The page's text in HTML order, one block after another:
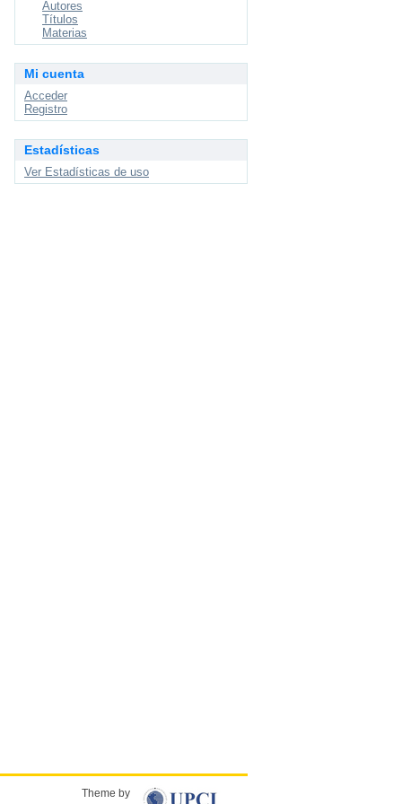
Autores
Títulos
Materias
Mi cuenta
Acceder
Registro
Estadísticas
Ver Estadísticas de uso
Theme by